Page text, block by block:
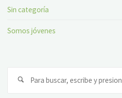
Sin categoría
Somos jóvenes